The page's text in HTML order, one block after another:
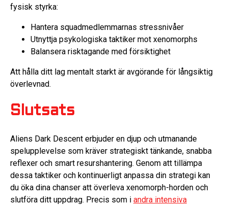
fysisk styrka:
Hantera squadmedlemmarnas stressnivåer
Utnyttja psykologiska taktiker mot xenomorphs
Balansera risktagande med försiktighet
Att hålla ditt lag mentalt starkt är avgörande för långsiktig
överlevnad.
Slutsats
Aliens Dark Descent erbjuder en djup och utmanande
spelupplevelse som kräver strategiskt tänkande, snabba
reflexer och smart resurshantering. Genom att tillämpa
dessa taktiker och kontinuerligt anpassa din strategi kan
du öka dina chanser att överleva xenomorph-horden och
slutföra ditt uppdrag. Precis som i andra intensiva